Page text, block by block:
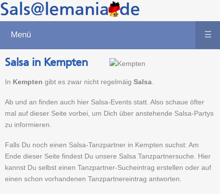
Menü ☰
Salsa in Kempten
In Kempten gibt es zwar nicht regelmäig Salsa
Ab und an finden auch hier Salsa-Events statt. Also schaue öfter
mal auf dieser Seite vorbei, um Dich über anstehende Salsa-Partys
zu informieren.
Falls Du noch einen Salsa-Tanzpartner in Kempten suchst: Am
Ende dieser Seite findest Du unsere Salsa Tanzpartnersuche. Hier
kannst Du selbst einen Tanzpartner-Sucheintrag erstellen oder auf
einen schon vorhandenen Tanzpartnereintrag antworten.